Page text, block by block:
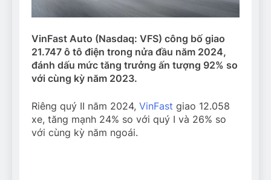
VinFast Auto (Nasdaq: VFS) công bố giao
21.747 ô tô điện trong nửa đầu năm 2024,
đánh dấu mức tăng trưởng ấn tượng 92% so
với cùng kỳ năm 2023.
Riêng quý II năm 2024, VinFast giao 12.058
xe, tăng mạnh 24% so với quý I và 26% so
với cùng kỳ năm ngoái.